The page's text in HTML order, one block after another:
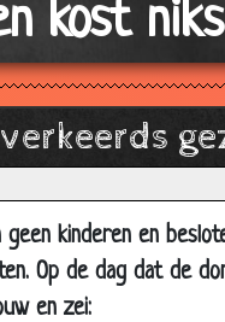
kost niks
geen kinderen en
Op de dag dat de
en zei:
Op schoot bij Sinterklaas
Wat zullen we geven?
500 euro
Taxi!
De eerste keer
Nieuw lid
Eekhoorntjes